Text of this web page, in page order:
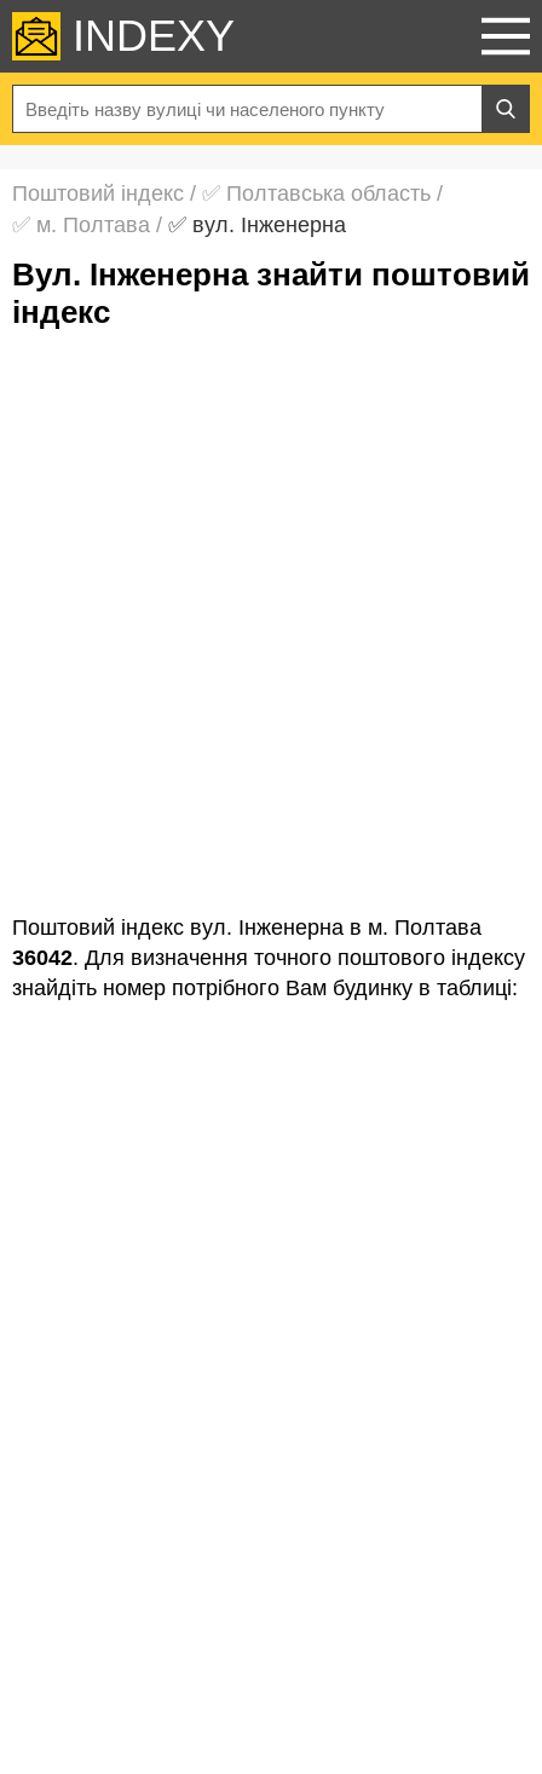
INDEXY
Поштовий індекс / ✅ Полтавська область /
✅ м. Полтава / ✅ вул. Інженерна
вул. Інженерна знайти поштовий
індекс
Поштовий індекс вул. Інженерна в м. Полтава
36042. Для визначення точного поштового індексу
знайдіть номер потрібного Вам будинку в таблиці: